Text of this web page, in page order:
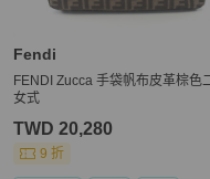
Fendi
FENDI Zucca 手袋帆布皮革棕色
女式
TWD 20,280
9 折